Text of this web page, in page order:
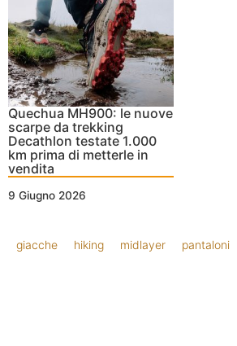
Quechua MH900: le nuove
scarpe da trekking
Decathlon testate 1.000
km prima di metterle in
vendita
9 Giugno 2026
giacche hiking midlayer pantaloni